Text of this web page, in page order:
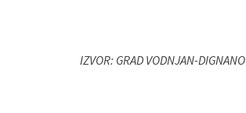
IZVOR: GRAD VODNJAN-DIGNANO